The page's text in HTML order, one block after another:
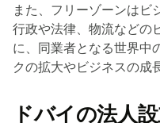
また、フリーゾーンはビ
行政や法律、物流などの
に、同業者となる世界中
クの拡大やビジネスの成
ドバイの法人